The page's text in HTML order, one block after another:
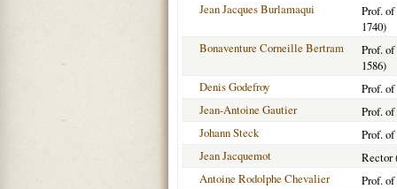
Jean Jacques Burlamaqui
Prof.
1740)
Bonaventure Corneille Bertram
Prof.
1586)
Denis Godefroy
Prof.
Jean-Antoine Gautier
Prof. of
Johann Steck
Prof. of
Jean Jacquemot
Rector
Antoine Rodolphe Chevalier
Prof. of